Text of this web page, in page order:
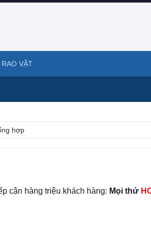
hợp
cận hàng triệu khách hàng: Mọi thứ
RAO VẶT